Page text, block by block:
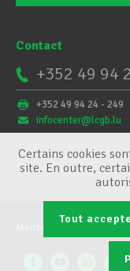
Contact
+352 49 94
+352 49 94 24 - 249
infocenter@lcgb.lu
Certains cookies
site. En outre,
Tout